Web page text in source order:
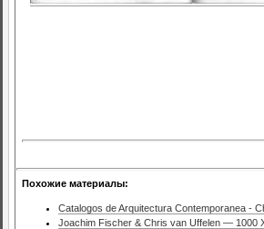
Похожие материалы:
Catalogos de Arquitectura Contemporanea -
Joachim Fischer & Chris van Uffelen — 1000